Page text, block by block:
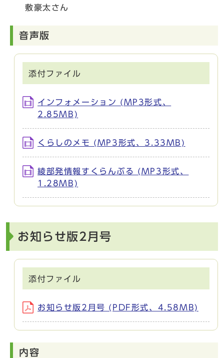
敷豪太さん
音声版
添付ファイル
インフォメーション (MP3形式、
2.85MB)
くらしのメモ (MP3形式、3.33MB)
綾部発情報すくらんぶる (MP3形式、
1.28MB)
お知らせ版2月号
添付ファイル
お知らせ版2月号 (PDF形式、4.58MB)
内容